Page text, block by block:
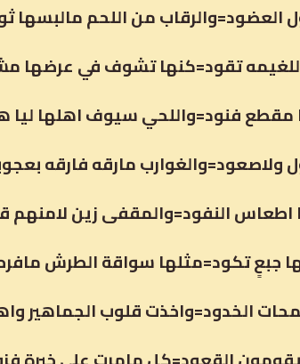
العضود=والرقاب من اللحم مالبسها
تقود=كنها تشوف في عرضها
فنود=واللحي سيوف اهلها ليا
ولاصعود=والغوارب مارقه فارقه
اطعاس النفود=والمقفى زين لامنهم
جبعٍ تكود=مثلها سواقة الطرش
الخدود=واخذت قلوب الجماهير